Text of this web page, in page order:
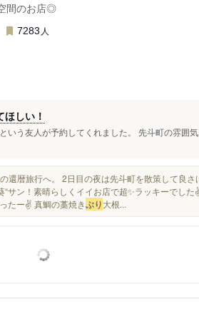
間のお店◎
7283 人
しい！
いう友人が予約してくれました。 先斗町の雰囲
還暦旅行へ。 2日目の夜は先斗町を散策して良さ
サン！素晴らしくイイお店で超✨ラッキーでし
たー✌️ 真鯛の藁焼きぶり大根...